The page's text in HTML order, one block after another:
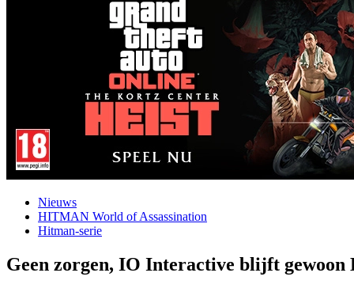
Nieuws
HITMAN World of Assassination
Hitman-serie
Geen zorgen, IO Interactive blijft gewoon